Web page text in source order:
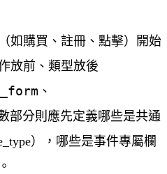
如購買、註冊、點擊）開始
放前、類型放後
、
部分則應先定義哪些是共通
），哪些是事件專屬欄